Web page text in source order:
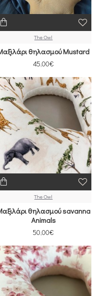
The Owl
θηλασμού Mustard
45,00€
The Owl
θηλασμού savanna
Animals
50,00€